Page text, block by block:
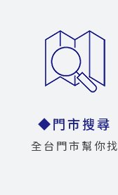
◆門市搜尋
全台門市幫你找